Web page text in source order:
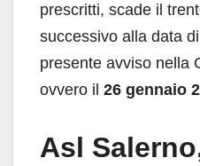
prescritti, scade il
successivo alla data
presente avviso nella
ovvero il 26 gennaio
Asl